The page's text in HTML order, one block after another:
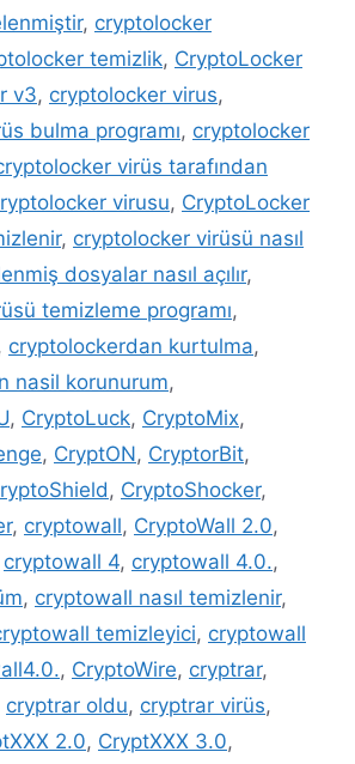
, cryptolocker
temizlik, CryptoLocker
v3, cryptolocker virus,
bulma programı, cryptolocker
virüs tarafından
virusu, CryptoLocker
, cryptolocker virüsü nasıl
dosyalar nasıl açılır,
temizleme programı,
cryptolockerdan kurtulma,
nasil korunurum,
, CryptoLuck, CryptoMix,
, CryptON, CryptorBit,
, CryptoShocker,
, cryptowall, CryptoWall 2.0,
cryptowall 4, cryptowall 4.0.,
, cryptowall nasıl temizlenir,
temizleyici, cryptowall
, CryptoWire, cryptrar,
cryptrar oldu, cryptrar virüs,
2.0, CryptXXX 3.0,